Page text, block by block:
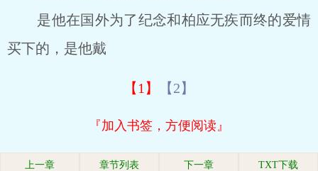
是他在国外为了纪念和柏应无疾而终的爱情
买下的，是他戴
【1】 【2】
『加入书签，方便阅读』
上一章 章节列表 下一章 TXT下载